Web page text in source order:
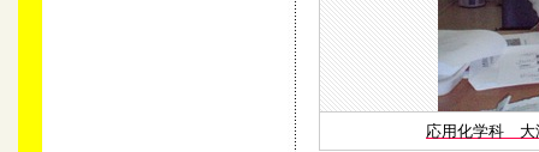
応用化学科 大